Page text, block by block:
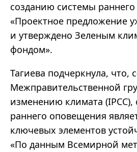
созданию системы
«Проектное предложение
и утверждено Зеленым
фондом».
Тагиева подчеркнула, что,
Межправительственной
изменению климата (IPCC),
раннего оповещения
ключевых элементов
«По данным Всемирной